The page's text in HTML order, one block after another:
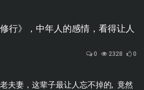
行》，中年人的感情，看得让人
0 2328 0
夫妻，这辈子最让人忘不掉的, 竟然